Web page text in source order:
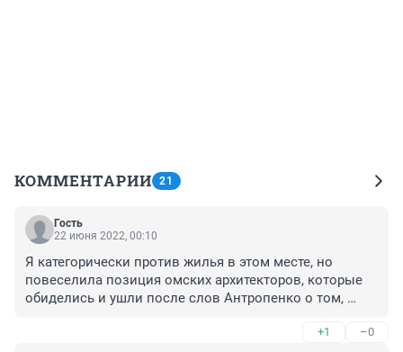
КОММЕНТАРИИ 21
Гость
22 июня 2022, 00:10
Я категорически против жилья в этом месте, но
повеселила позиция омских архитекторов, которые
обиделись и ушли после слов Антропенко о том,
+1 –0